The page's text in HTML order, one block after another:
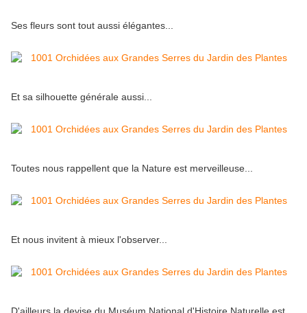
Ses fleurs sont tout aussi élégantes...
Et sa silhouette générale aussi...
Toutes nous rappellent que la Nature est merveilleuse...
Et nous invitent à mieux l'observer...